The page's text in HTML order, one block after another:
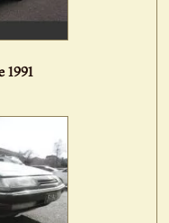
1991